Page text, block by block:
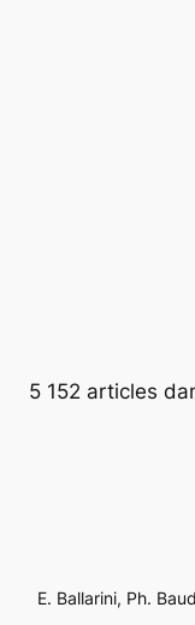
5 152 articles
E. Ballarini, Ph.